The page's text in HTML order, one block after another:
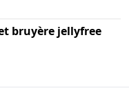
bruyère jellyfree